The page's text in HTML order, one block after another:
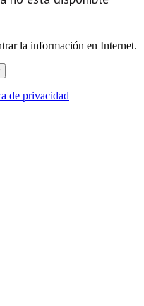
la información en Internet.
de privacidad